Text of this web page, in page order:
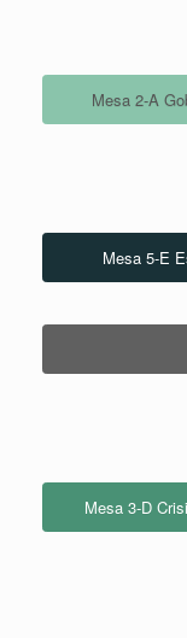
Mesa 2-A
Mesa 5-E
Mesa 3-D